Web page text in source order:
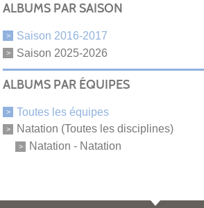
ALBUMS PAR SAISON
Saison 2016-2017
Saison 2025-2026
ALBUMS PAR ÉQUIPES
Toutes les équipes
Natation (Toutes les disciplines)
Natation - Natation